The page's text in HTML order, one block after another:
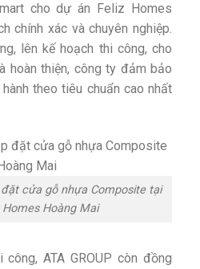
cho dự án Feliz Homes
chính xác và chuyên nghiệp.
lên kế hoạch thi công, cho
hoàn thiện, công ty đảm bảo
theo tiêu chuẩn cao nhất
cửa gỗ nhựa Composite tại
Hoàng Mai
ATA GROUP còn đồng